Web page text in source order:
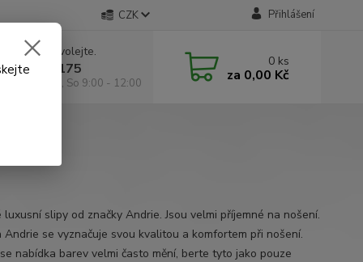
CZK Přihlášení
si rady? Zavolejte.
295 175
9:00 -18:00, So 9:00 - 12:00
0 ks
za 0,00 Kč
luxusní slipy od značky Andrie. Jsou velmi příjemné na nošení.
Andrie se vyznačuje svou kvalitou a komfortem při nošení.
nabídka barev velmi často mění, berte tyto jako pouze